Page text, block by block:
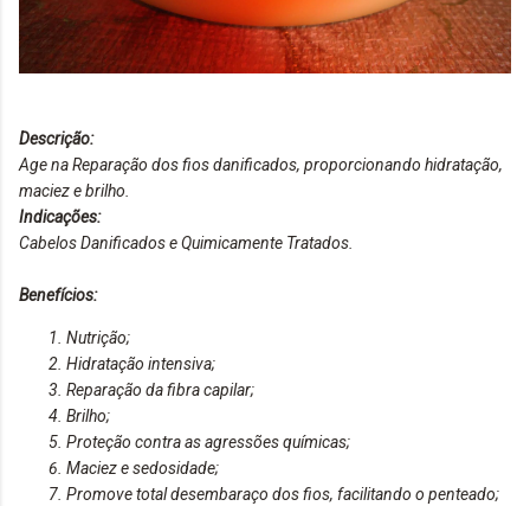
Descrição:
Age na Reparação dos fios danificados, proporcionando hidratação,
maciez e brilho.
Indicações:
Cabelos Danificados e Quimicamente Tratados.
Benefícios:
Nutrição;
Hidratação intensiva;
Reparação da fibra capilar;
Brilho;
Proteção contra as agressões químicas;
Maciez e sedosidade;
Promove total desembaraço dos fios, facilitando o penteado;